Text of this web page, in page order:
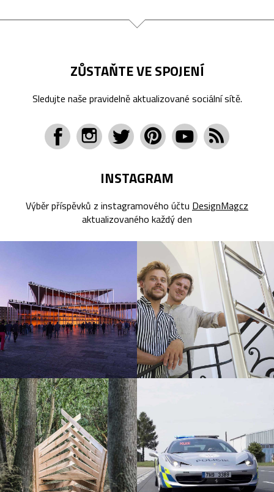
ZŮSTAŇTE VE SPOJENÍ
Sledujte naše pravidelně aktualizované sociální sítě.
INSTAGRAM
Výběr příspěvků z instagramového účtu DesignMagcz
aktualizovaného každý den